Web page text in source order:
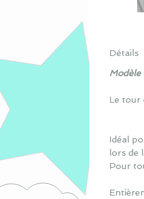
Détails
Modèle
Le tour
Idéal
lors de
Pour